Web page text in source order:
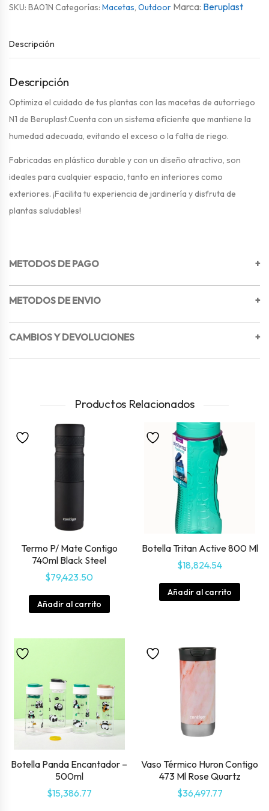
SKU: BA01N Categorías: Macetas, Outdoor Beruplast
Descripción
Descripción
Optimiza el cuidado de tus plantas con las macetas de autorriego
N1 de Beruplast.Cuenta con un sistema eficiente que mantiene la
humedad adecuada, evitando el exceso o la falta de riego.
Fabricadas en plástico durable y con un diseño atractivo, son
ideales para cualquier espacio, tanto en interiores como
exteriores. ¡Facilita tu experiencia de jardinería y disfruta de
plantas saludables!
METODOS DE PAGO +
METODOS DE ENVIO +
CAMBIOS Y DEVOLUCIONES +
Productos Relacionados
Termo P/ Mate Contigo
740ml Black Steel
$79,423.50
Añadir al carrito
Botella Tritan Active 800 Ml
$18,824.54
Añadir al carrito
Botella Panda Encantador –
500ml
$15,386.77
Vaso Térmico Huron Contigo
473 Ml Rose Quartz
$36,497.77